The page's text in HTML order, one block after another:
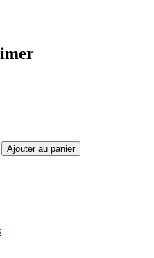
Ajouter au panier